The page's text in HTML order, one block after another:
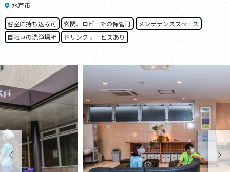
水戸市
客室に持ち込み可 玄関、ロビーでの保管可
メンテナンススペース
自転車の洗浄場所
ドリンクサービスあり